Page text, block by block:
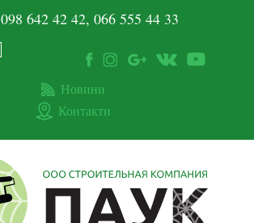
098 642 42 42, 066 555 44 33
Новини
Контакти